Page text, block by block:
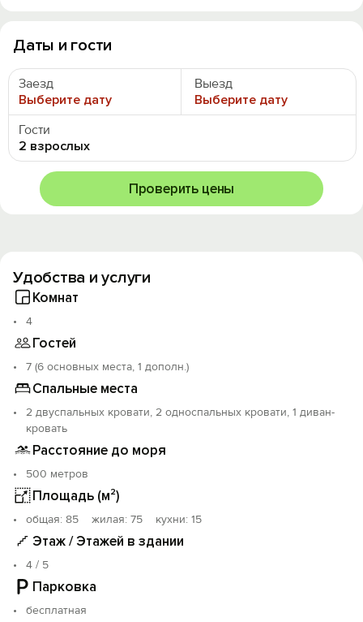
городок Агудзера .
ЕСТЬ ВАЙФАЙ .
Даты и гости
Заезд
Выберите дату
Выезд
Выберите дату
Гости
2 взрослых
Проверить цены
Удобства и услуги
Комнат
4
Гостей
7 (6 основных места, 1 дополн.)
Спальные места
2 двуспальных кровати, 2 односпальных кровати, 1 диван-
кровать
Расстояние до моря
500 метров
Площадь (м²)
oбщая: 85 жилая: 75 кухни: 15
Этаж / Этажей в здании
4 / 5
Парковка
бесплатная